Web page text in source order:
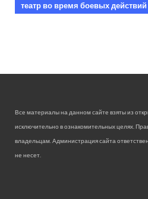
театр во время боевых действий
Все материалы на данном сайте взяты из
исключительно в ознакомительных целях.
владельцам. Администрация сайта
не несет.